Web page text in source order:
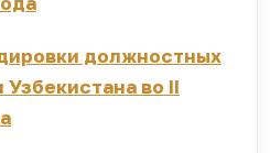
должностных
во II